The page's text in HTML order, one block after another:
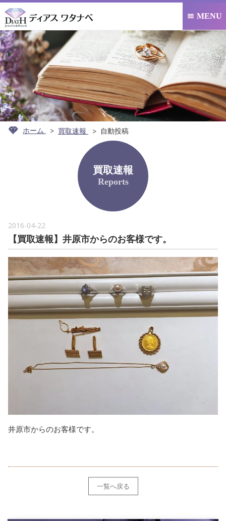
 MENU
ホーム 買取速報 自動投稿
買取速報
Reports
2016-04-22
【買取速報】井原市からのお客様です。
井原市からのお客様です。
一覧へ戻る